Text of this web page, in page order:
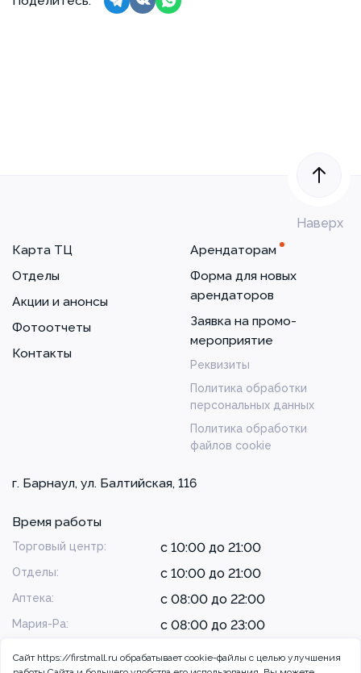
Наверх
Карта ТЦ
Отделы
Акции и анонсы
Фотоотчеты
Контакты
Арендаторам
Форма для новых
арендаторов
Заявка на промо-
мероприятие
Реквизиты
Политика обработки
персональных данных
Политика обработки
файлов cookie
г. Барнаул, ул. Балтийская, 116
Время работы
Торговый центр: с 10:00 до 21:00
Отделы: с 10:00 до 21:00
Аптека: с 08:00 до 22:00
Мария-Ра: с 08:00 до 23:00
Сайт https://firstmall.ru обрабатывает cookie-файлы с целью улучшения